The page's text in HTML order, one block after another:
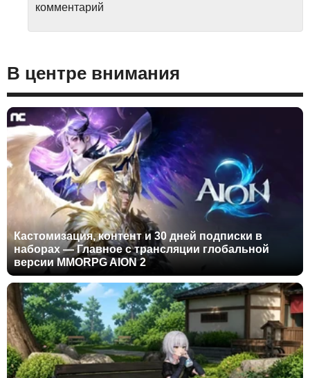
комментарий
В центре внимания
Кастомизация, контент и 30 дней подписки в
наборах — Главное с трансляции глобальной
версии MMORPG AION 2